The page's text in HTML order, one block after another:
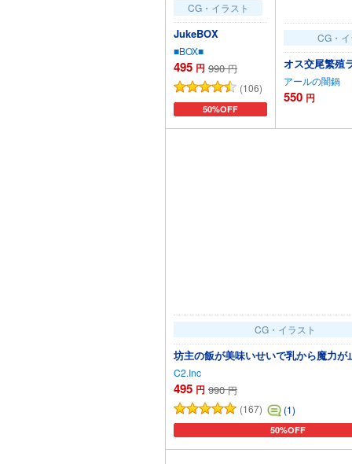
CG・イラスト
JukeBOX
■BOX■
495 円 990 円
(106)
50%OFF
カートに追加
CG・
オス交尾繁殖
アールの闇鍋
550 円
CG・イラスト
坊主の飯が美味いせいで乳から魔力が
C2.Inc
495 円 990 円
(167)
(1)
50%OFF
カートに追加